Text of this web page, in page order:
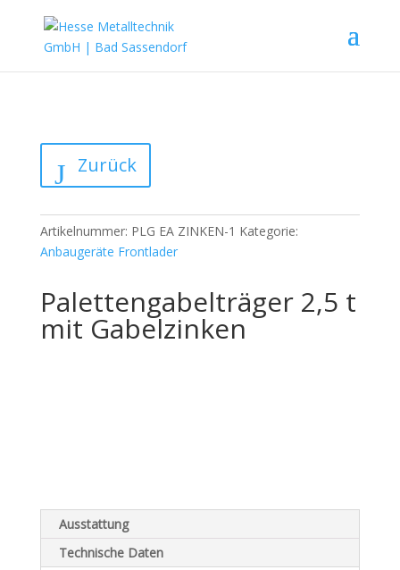
Zurück
Artikelnummer: PLG EA ZINKEN-1 Kategorie:
Anbaugeräte Frontlader
Palettengabelträger 2,5 t
mit Gabelzinken
Ausstattung
Technische Daten